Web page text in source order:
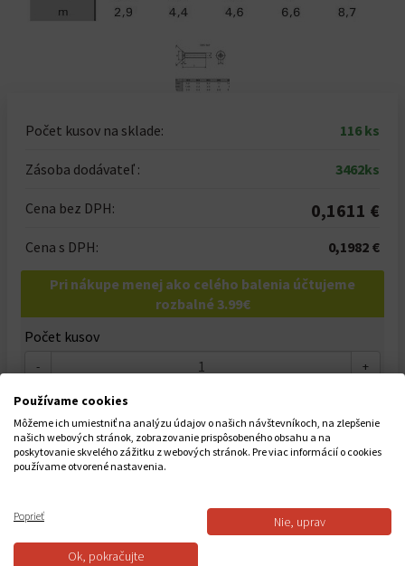
Počet kusov na sklade: 116 ks
Zásoba dodávateľ : 3462ks
Cena bez DPH: 0,1611 €
Cena s DPH: 0,1982 €
Pri nákupe menej ako celého balenia účtujeme
rozbalné 3.99€
Počet kusov
- +
Celkom za ks
0,1982 €
Dostupnosť:
Používame cookies
Môžeme ich umiestniť na analýzu údajov o našich návštevníkoch, na zlepšenie
našich webových stránok, zobrazovanie prispôsobeného obsahu a na
poskytovanie skvelého zážitku z webových stránok. Pre viac informácií o cookies
používame otvorené nastavenia.
Poprieť Nie, uprav
Ok, pokračujte